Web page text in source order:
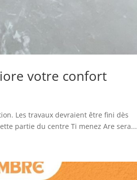
votre confort
Les travaux devraient être fini dès
partie du centre Ti menez Are sera...